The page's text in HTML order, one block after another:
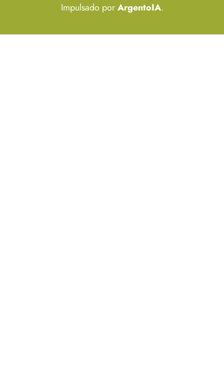
Impulsado porArgentoIA.